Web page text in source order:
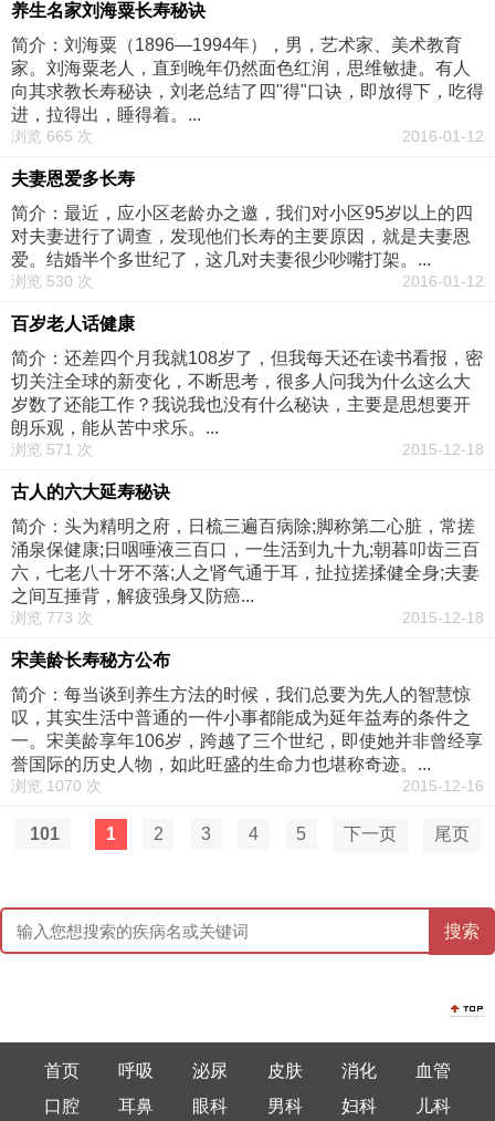
养生名家刘海粟长寿秘诀
简介：刘海粟（1896—1994年），男，艺术家、美术教育
家。刘海粟老人，直到晚年仍然面色红润，思维敏捷。有人
向其求教长寿秘诀，刘老总结了四"得"口诀，即放得下，吃得
进，拉得出，睡得着。...
浏览 665 次 2016-01-12
夫妻恩爱多长寿
简介：最近，应小区老龄办之邀，我们对小区95岁以上的四
对夫妻进行了调查，发现他们长寿的主要原因，就是夫妻恩
爱。结婚半个多世纪了，这几对夫妻很少吵嘴打架。...
浏览 530 次 2016-01-12
百岁老人话健康
简介：还差四个月我就108岁了，但我每天还在读书看报，密
切关注全球的新变化，不断思考，很多人问我为什么这么大
岁数了还能工作？我说我也没有什么秘诀，主要是思想要开
朗乐观，能从苦中求乐。...
浏览 571 次 2015-12-18
古人的六大延寿秘诀
简介：头为精明之府，日梳三遍百病除;脚称第二心脏，常搓
涌泉保健康;日咽唾液三百口，一生活到九十九;朝暮叩齿三百
六，七老八十牙不落;人之肾气通于耳，扯拉搓揉健全身;夫妻
之间互捶背，解疲强身又防癌...
浏览 773 次 2015-12-18
宋美龄长寿秘方公布
简介：每当谈到养生方法的时候，我们总要为先人的智慧惊
叹，其实生活中普通的一件小事都能成为延年益寿的条件之
一。宋美龄享年106岁，跨越了三个世纪，即使她并非曾经享
誉国际的历史人物，如此旺盛的生命力也堪称奇迹。...
浏览 1070 次 2015-12-16
101 1 2 3 4 5 下一页 尾页
首页 呼吸 泌尿 皮肤 消化
血管
口腔
耳鼻 眼科 男科 妇科 儿科